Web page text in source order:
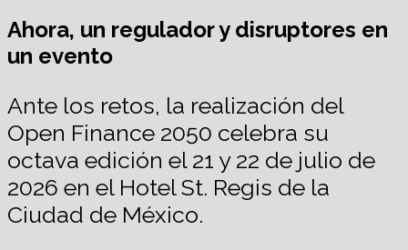
Ahora, un regulador y disruptores en
un evento
Ante los retos, la realización del
Open Finance 2050 celebra su
octava edición el 21 y 22 de julio de
2026 en el Hotel St. Regis de la
Ciudad de México.